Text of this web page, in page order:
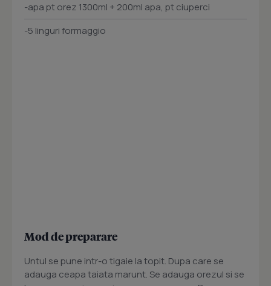
-apa pt orez 1300ml + 200ml apa, pt ciuperci
-5 linguri formaggio
Mod de preparare
Untul se pune intr-o tigaie la topit. Dupa care se
adauga ceapa taiata marunt. Se adauga orezul si se